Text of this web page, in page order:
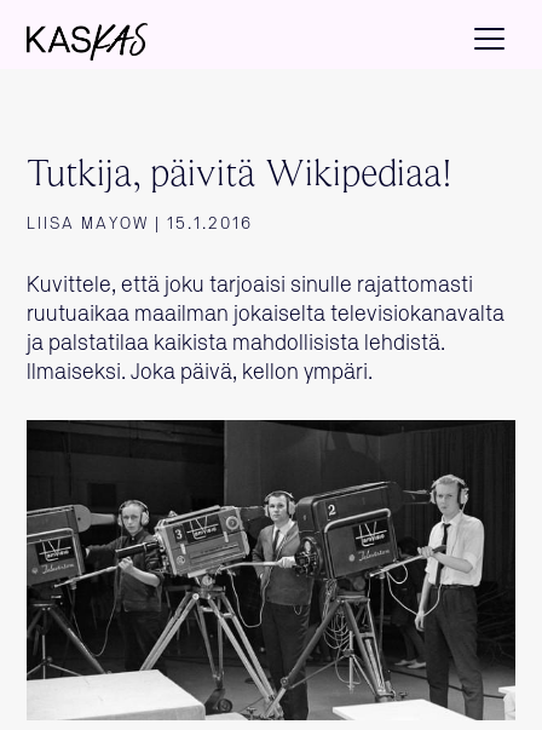
Tutkija, päivitä Wikipediaa!
LIISA MAYOW | 15.1.2016
Kuvittele, että joku tarjoaisi sinulle rajattomasti
ruutuaikaa maailman jokaiselta televisiokanavalta
ja palstatilaa kaikista mahdollisista lehdistä.
Ilmaiseksi. Joka päivä, kellon ympäri.